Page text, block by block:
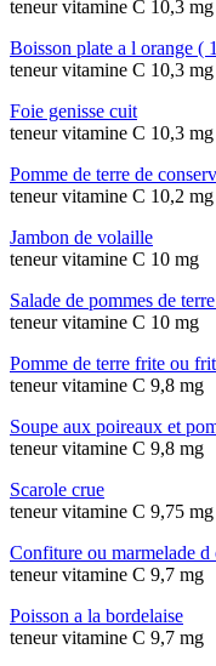
teneur vitamine C 10,3 mg
Boisson plate a l orange (
teneur vitamine C 10,3 mg
Foie genisse cuit
teneur vitamine C 10,3 mg
Pomme de terre de
teneur vitamine C 10,2 mg
Jambon de volaille
teneur vitamine C 10 mg
Salade de pommes de
teneur vitamine C 10 mg
Pomme de terre frite ou
teneur vitamine C 9,8 mg
Soupe aux poireaux et
teneur vitamine C 9,8 mg
Scarole crue
teneur vitamine C 9,75 mg
Confiture ou marmelade d
teneur vitamine C 9,7 mg
Poisson a la bordelaise
teneur vitamine C 9,7 mg